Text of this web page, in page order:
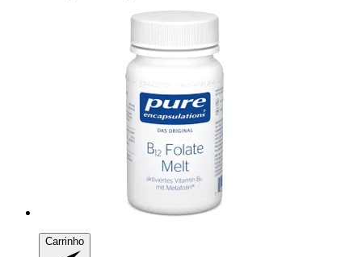
Carrinho